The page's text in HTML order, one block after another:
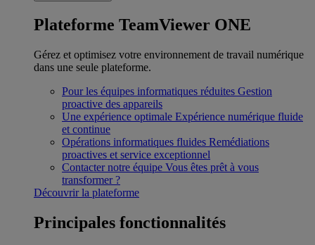
Plateforme TeamViewer ONE
Gérez et optimisez votre environnement de travail numérique
dans une seule plateforme.
Pour les équipes informatiques réduites Gestion
proactive des appareils
Une expérience optimale Expérience numérique fluide
et continue
Opérations informatiques fluides Remédiations
proactives et service exceptionnel
Contacter notre équipe Vous êtes prêt à vous
transformer ?
Découvrir la plateforme
Principales fonctionnalités